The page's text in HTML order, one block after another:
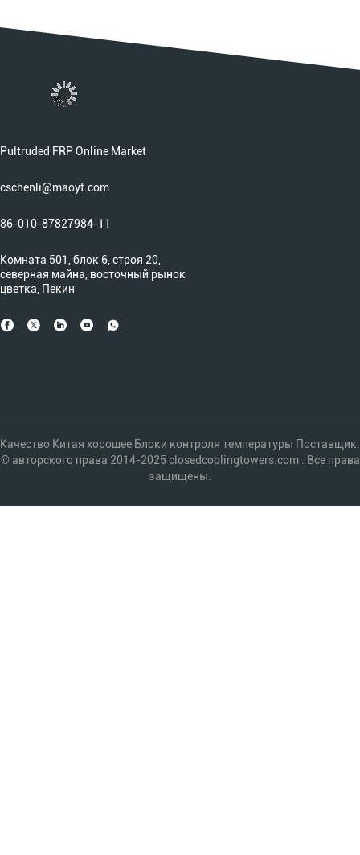
Pultruded FRP Online Market
cschenli@maoyt.com
86-010-87827984-11
Комната 501, блок 6, строя 20,
северная майна, восточный рынок
цветка, Пекин
Качество Китая хорошее Блоки контроля температуры Поставщик.
© авторского права 2014-2025 closedcoolingtowers.com . Все права
защищены.